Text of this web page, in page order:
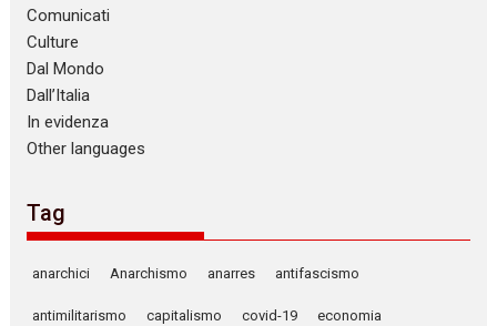
Comunicati
Culture
Dal Mondo
Dall’Italia
In evidenza
Other languages
Tag
anarchici Anarchismo anarres antifascismo
antimilitarismo capitalismo covid-19 economia